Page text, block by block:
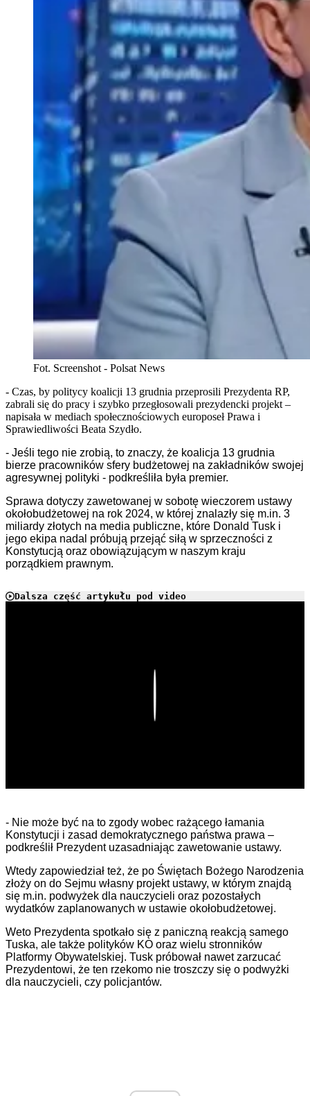
Fot. Screenshot - Polsat News
- Czas, by politycy koalicji 13 grudnia przeprosili Prezydenta RP,
zabrali się do pracy i szybko przegłosowali prezydencki projekt –
napisała w mediach społecznościowych europoseł Prawa i
Sprawiedliwości Beata Szydło.
- Jeśli tego nie zrobią, to znaczy, że koalicja 13 grudnia
bierze pracowników sfery budżetowej na zakładników swojej
agresywnej polityki - podkreśliła była premier.
Sprawa dotyczy zawetowanej w sobotę wieczorem ustawy
okołobudżetowej na rok 2024, w której znalazły się m.in. 3
miliardy złotych na media publiczne, które Donald Tusk i
jego ekipa nadal próbują przejąć siłą w sprzeczności z
Konstytucją oraz obowiązującym w naszym kraju
porządkiem prawnym.
Dalsza część artykułu pod video
- Nie może być na to zgody wobec rażącego łamania
Konstytucji i zasad demokratycznego państwa prawa –
podkreślił Prezydent uzasadniając zawetowanie ustawy.
Wtedy zapowiedział też, że po Świętach Bożego Narodzenia
złoży on do Sejmu własny projekt ustawy, w którym znajdą
się m.in. podwyżek dla nauczycieli oraz pozostałych
wydatków zaplanowanych w ustawie okołobudżetowej.
Weto Prezydenta spotkało się z paniczną reakcją samego
Tuska, ale także polityków KO oraz wielu stronników
Platformy Obywatelskiej. Tusk próbował nawet zarzucać
Prezydentowi, że ten rzekomo nie troszczy się o podwyżki
dla nauczycieli, czy policjantów.